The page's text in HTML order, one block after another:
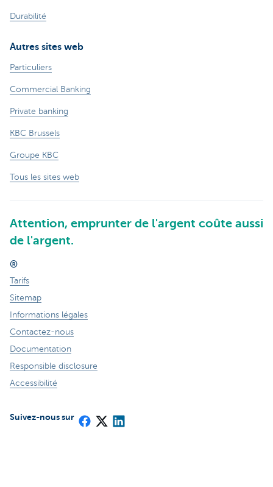
Durabilité
Autres sites web
Particuliers
Commercial Banking
Private banking
KBC Brussels
Groupe KBC
Tous les sites web
Attention, emprunter de l'argent coûte aussi
de l'argent.
®
Tarifs
Sitemap
Informations légales
Contactez-nous
Documentation
Responsible disclosure
Accessibilité
Suivez-nous sur